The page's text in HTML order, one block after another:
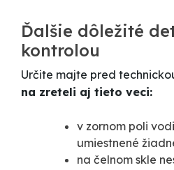
Ďalšie dôležité
kontrolou
Určite majte pred
na zreteli aj tieto veci:
v zornom poli
umiestnené
na čelnom skle